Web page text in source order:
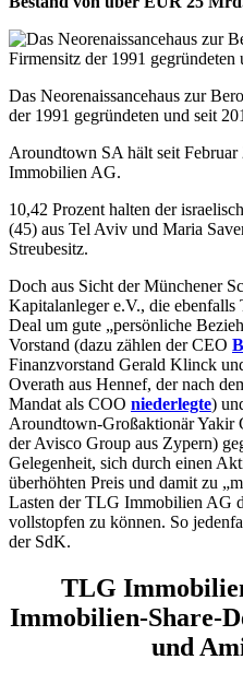
Das Neorenaissancehaus zur
der 1991 gegründeten und seit
Aroundtown SA hält seit
Immobilien AG.
10,42 Prozent halten der
(45) aus Tel Aviv und Maria
Streubesitz.
Doch aus Sicht der Münchener
Kapitalanleger e.V., die
Deal um gute „persönliche
Vorstand (dazu zählen der CEO
Finanzvorstand Gerald Klinck
Overath aus Hennef, der nach
Mandat als COO niederlegte)
Aroundtown-Großaktionär Yakir
der Avisco Group aus Zypern)
Gelegenheit, sich durch einen
überhöhten Preis und damit zu
Lasten der TLG Immobilien AG
vollstopfen zu können. So
der SdK.
TLG
Immobilien-Share-
und